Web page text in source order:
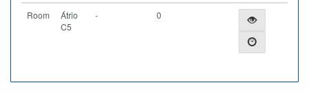
Room
Átrio
C5
- 0